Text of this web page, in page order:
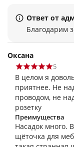
Ответ от
Благодарим
Оксана
5
В целом я
приятнее. Не
проводом, не
розетку
Преимущества
Насадок много.
щёточка для